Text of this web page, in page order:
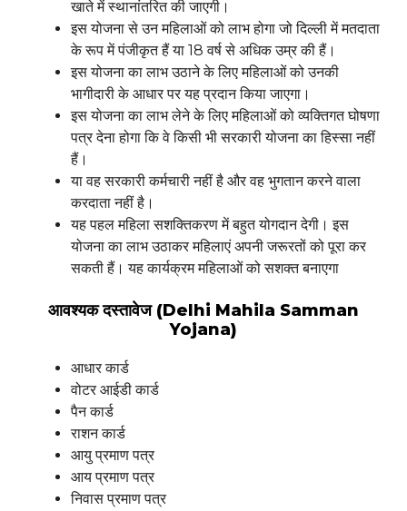
खाते में स्थानांतरित की जाएगी।
इस योजना से उन महिलाओं को लाभ होगा जो दिल्ली में मतदाता
के रूप में पंजीकृत हैं या 18 वर्ष से अधिक उम्र की हैं।
इस योजना का लाभ उठाने के लिए महिलाओं को उनकी
भागीदारी के आधार पर यह प्रदान किया जाएगा।
इस योजना का लाभ लेने के लिए महिलाओं को व्यक्तिगत घोषणा
पत्र देना होगा कि वे किसी भी सरकारी योजना का हिस्सा नहीं
हैं।
या वह सरकारी कर्मचारी नहीं है और वह भुगतान करने वाला
करदाता नहीं है।
यह पहल महिला सशक्तिकरण में बहुत योगदान देगी। इस
योजना का लाभ उठाकर महिलाएं अपनी जरूरतों को पूरा कर
सकती हैं। यह कार्यक्रम महिलाओं को सशक्त बनाएगा
आवश्यक दस्तावेज (Delhi Mahila Samman
Yojana)
आधार कार्ड
वोटर आईडी कार्ड
पैन कार्ड
राशन कार्ड
आयु प्रमाण पत्र
आय प्रमाण पत्र
निवास प्रमाण पत्र